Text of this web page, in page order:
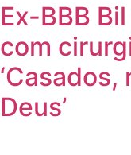
Ex-BBB
com
Deus’